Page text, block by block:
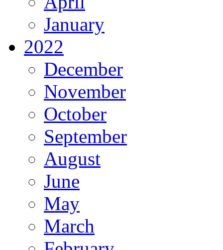
January
2022
December
November
October
September
August
June
May
March